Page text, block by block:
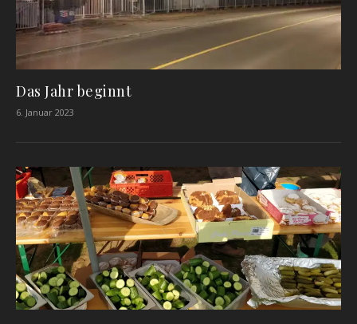
Das Jahr beginnt
6. Januar 2023